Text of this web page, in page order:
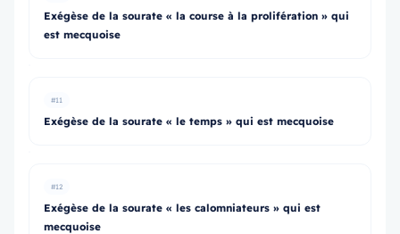
Exégèse de la sourate « la course à la prolifération » qui
est mecquoise
#11
Exégèse de la sourate « le temps » qui est mecquoise
#12
Exégèse de la sourate « les calomniateurs » qui est
mecquoise